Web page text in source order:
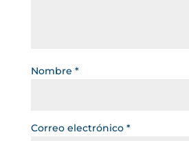
Nombre *
Correo electrónico *